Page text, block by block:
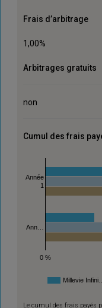
Frais d’arbitrage
1,00%
Arbitrages gratuits
non
Cumul des frais
Millevie Infini…
0 %
Année
1
Ann…
Le cumul des frais payés